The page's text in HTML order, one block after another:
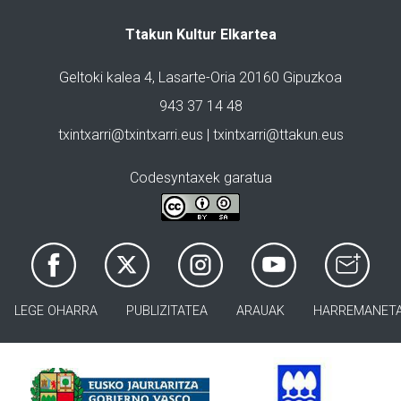
Ttakun Kultur Elkartea
Geltoki kalea 4, Lasarte-Oria 20160 Gipuzkoa
943 37 14 48
txintxarri@txintxarri.eus | txintxarri@ttakun.eus
Codesyntaxek garatua
LEGE OHARRA PUBLIZITATEA ARAUAK